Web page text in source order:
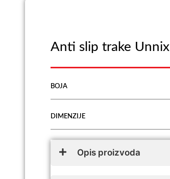
Anti slip trake Unnix
BOJA
DIMENZIJE
Opis proizvoda